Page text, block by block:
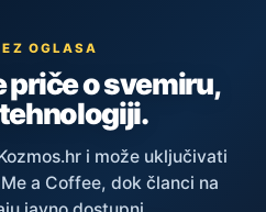
OGLASA
priče o svemiru,
i može uključivati
a Coffee, dok članci na